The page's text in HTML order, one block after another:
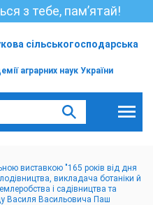
з тебе, пам’ятай!
сільськогосподарська
аграрних наук України
виставкою "165 років від дня
викладача ботаніки й
і садівництва та
Василя Васильовича Паш